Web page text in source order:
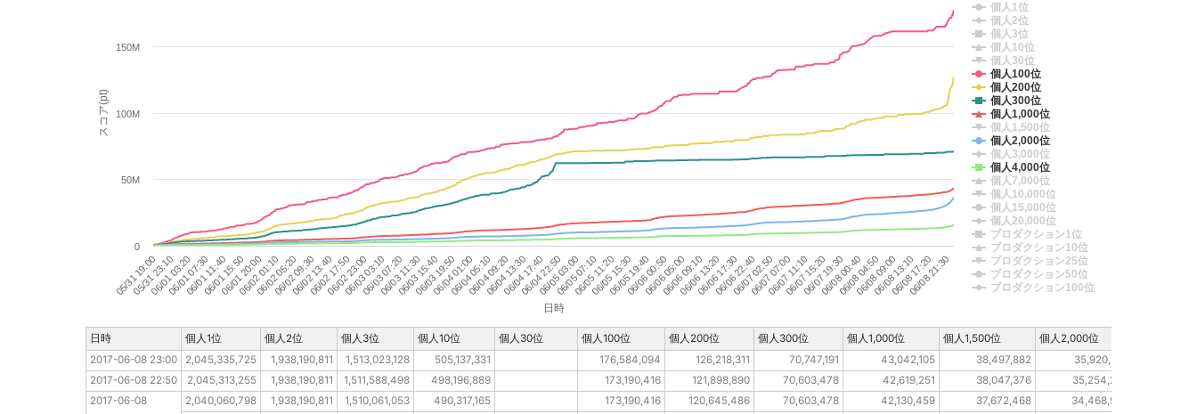
日時
スコア(pt)
個人1位
個人2位
個人3位
個人10位
個人30位
個人100位
個人200位
個人300位
個人1,000位
個人1,500位
個人2,000位
個人3,000位
個人4,000位
個人7,000位
個人10,000位
個人15,000位
個人20,000位
プロダクション1位
プロダクション10位
プロダクション25位
プロダクション50位
プロダクション100位
05/31 19:00 06/05 03:00
05/31 23:10
06/01 03:20
06/01 07:30
06/01 11:40
06/01 15:50
06/01 20:00
06/02 01:10
06/02 05:20
06/02 09:30
06/02 13:40
06/02 17:50
06/02 23:00
06/03 03:10
06/03 07:20
06/03 11:30
06/03 15:40
06/03 19:50
06/04 01:00
06/04 05:10
06/04 09:20
06/04 13:30
06/04 17:40
06/04 22:5006/05 07:10
06/05 11:20
06/05 15:30
06/05 19:40
06/06 00:50
06/06 05:00
06/06 09:10
06/06 13:20
06/06 17:30
06/06 22:40
06/07 02:50
06/07 07:00
06/07 11:10
06/07 15:20
06/07 19:30
06/08 00:40
06/08 04:50
06/08 09:00
06/08 13:10
06/08 17:20
06/08 21:30
0
50M
100M
150M
2017-06-08 23:00 2,045,335,725 1,938,190,811 1,513,023,128 505,137,331 176,584,094 126,218,311 70,747,191 43,042,105 38,497,882 35,920,280
2017-06-08 22:50
2,045,313,255 1,938,190,811 1,511,588,498 498,196,889 173,190,416 121,898,890 70,603,478 42,619,251 38,047,376 35,254,294
2017-06-08 22:40
2,040,060,798 1,938,190,811 1,510,061,053 490,317,165 173,190,416 120,645,486 70,603,478 42,130,459 37,672,468 34,468,904
日時 個人1位 個人2位 個人3位 個人10位 個人30位 個人100位 個人200位 個人300位 個人1,000位 個人1,500位 個人2,000位
2017-06-08 23:00
2017-06-08 22:50
2017-06-08
日時